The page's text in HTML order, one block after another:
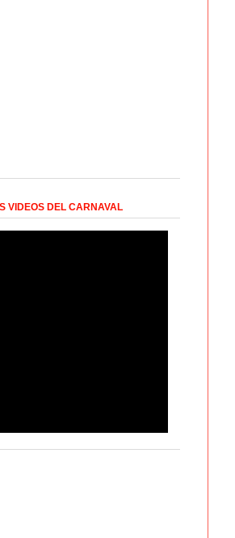
VIDEOS DEL CARNAVAL